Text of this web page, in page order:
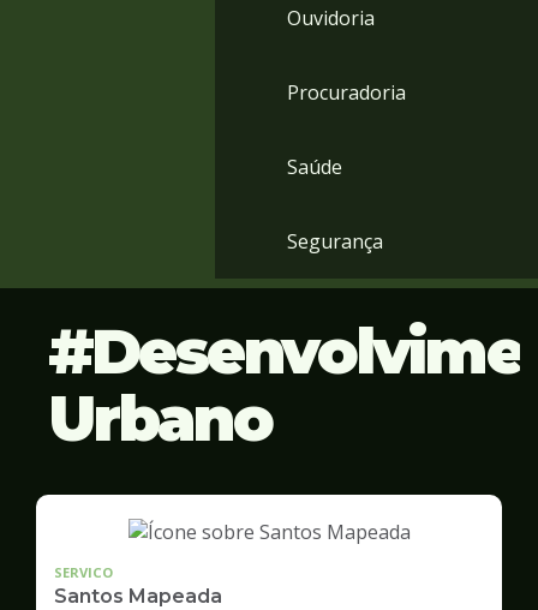
Ouvidoria
Procuradoria
Saúde
Segurança
Urbano
SERVICO
Santos Mapeada